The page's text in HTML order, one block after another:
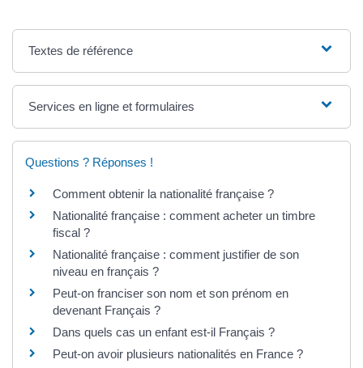
Textes de référence
Services en ligne et formulaires
Questions ? Réponses !
Comment obtenir la nationalité française ?
Nationalité française : comment acheter un timbre
fiscal ?
Nationalité française : comment justifier de son
niveau en français ?
Peut-on franciser son nom et son prénom en
devenant Français ?
Dans quels cas un enfant est-il Français ?
Peut-on avoir plusieurs nationalités en France ?